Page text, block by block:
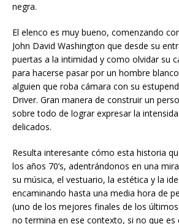
negra.
El elenco es muy bueno, comenzando
John David Washington que desde su
puertas a la intimidad y como olvidar su
para hacerse pasar por un hombre
alguien que roba cámara con su
Driver. Gran manera de construir un
sobre todo de lograr expresar la
delicados.
Resulta interesante cómo esta historia
los años 70’s, adentrándonos en una
su música, el vestuario, la estética y la
encaminando hasta una media hora de
(uno de los mejores finales de los
no termina en ese contexto, si no que es